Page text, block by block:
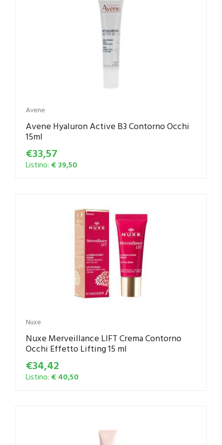
Avene
Avene Hyaluron Active B3 Contorno Occhi
15ml
€33,57
Listino: € 39,50
Nuxe
Nuxe Merveillance LIFT Crema Contorno
Occhi Effetto Lifting 15 ml
€34,42
Listino: € 40,50